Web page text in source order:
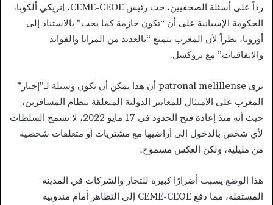
رداً على أسئلة الصحفيين، حث رئيس CEME-CEOE، إنريكي ألكوبا،
الحكومة الإسبانية على أن “تكون حازمة كما يجب” بالاستناد إلى
أوروبا، نظراً لأن المغرب يتمتع “بالعديد من المزايا والفوائد
والاتفاقيات” مع بروكسل.
ترى patronal melillense أن هذا يمكن أن يكون وسيلة لـ”إجبار”
المغرب على الامتثال للمعايير الدولية المتعلقة بنظام المسافرين،
حيث أنه منذ إعادة فتح الحدود في 17 مايو 2022، لا تسمح السلطات
لأي شخص بالدخول إلى أراضيها مع مشتريات أو متعلقات شخصية
من مليلية، ولكن العكس مسموح.
هذا الوضع يسبب أضرارًا كبيرة للتجار والشركات في المدينة
المستقلة، مما دفع CEME-CEOE إلى التظاهر أمام مندوبية